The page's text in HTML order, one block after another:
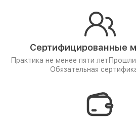
Сертифицированные
Практика не менее пяти лет
Обязательная